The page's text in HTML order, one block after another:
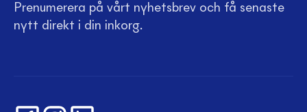
Prenumerera på vårt nyhetsbrev och få senaste
nytt direkt i din inkorg.